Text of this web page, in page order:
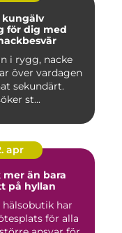
kungälv
för dig med
i rygg, nacke
över vardagen
sekundärt.
st...
apr
på hyllan
hälsobutik har
för alla